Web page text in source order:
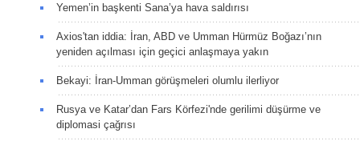
Yemen’in başkenti Sana’ya hava saldırısı
Axios'tan iddia: İran, ABD ve Umman Hürmüz Boğazı’nın
yeniden açılması için geçici anlaşmaya yakın
Bekayi: İran-Umman görüşmeleri olumlu ilerliyor
Rusya ve Katar’dan Fars Körfezi'nde gerilimi düşürme ve
diplomasi çağrısı